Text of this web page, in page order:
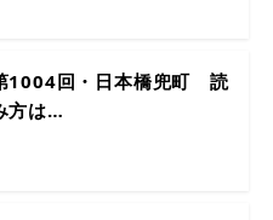
1004回・日本橋兜町 読
方は…